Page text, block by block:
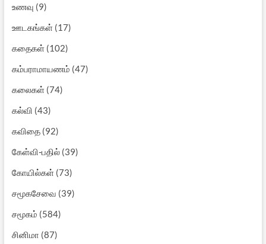
உணவு (9)
ஊடகங்கள்(17)
கதைகள்(102)
கம்பராமாயணம் (47)
கலைகள்(74)
கல்வி (43)
கவிதை(92)
கேள்வி-பதில்(39)
கோயில்கள்(73)
சமூகசேவை (39)
சமூகம் (584)
சினிமா (87)